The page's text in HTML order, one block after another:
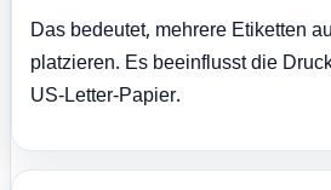
Das bedeutet, mehrere Etiketten
platzieren. Es beeinflusst die
US-Letter-Papier.